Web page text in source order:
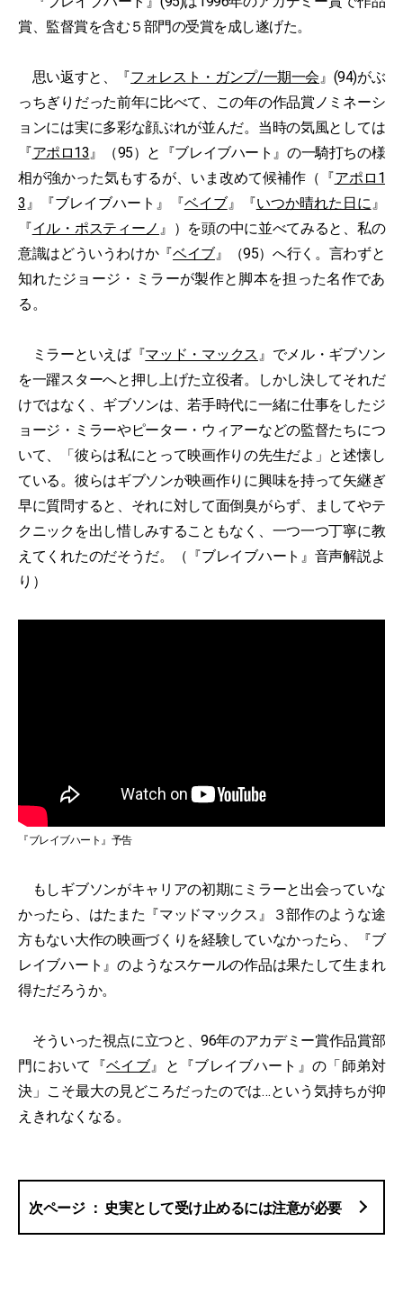
賞、監督賞を含む５部門の受賞を成し遂げた。
思い返すと、『フォレスト・ガンプ/一期一会』(94)がぶ
っちぎりだった前年に比べて、この年の作品賞ノミネーシ
ョンには実に多彩な顔ぶれが並んだ。当時の気風としては
『アポロ13』（95）と『ブレイブハート』の一騎打ちの様
相が強かった気もするが、いま改めて候補作（『アポロ1
3 』『ブレイブハート』『ベイブ』『いつか晴れた日に』
『イル・ポスティーノ 』）を頭の中に並べてみると、私の
意識はどういうわけか『ベイブ』（95）へ行く。言わずと
知れたジョージ・ミラーが製作と脚本を担った名作であ
る。
ミラーといえば『マッド・マックス 』でメル・ギブソン
を一躍スターへと押し上げた立役者。しかし決してそれだ
けではなく、ギブソンは、若手時代に一緒に仕事をしたジ
ョージ・ミラーやピーター・ウィアーなどの監督たちにつ
いて、「彼らは私にとって映画作りの先生だよ」と述懐し
ている。彼らはギブソンが映画作りに興味を持って矢継ぎ
早に質問すると、それに対して面倒臭がらず、ましてやテ
クニックを出し惜しみすることもなく、一つ一つ丁寧に教
えてくれたのだそうだ。（『ブレイブハート』音声解説よ
り）
『ブレイブハート』予告
もしギブソンがキャリアの初期にミラーと出会っていな
かったら、はたまた『マッドマックス』３部作のような途
方もない大作の映画づくりを経験していなかったら、『ブ
レイブハート』のようなスケールの作品は果たして生まれ
得ただろうか。
そういった視点に立つと、96年のアカデミー賞作品賞部
門において『ベイブ 』と『ブレイブハート』の「師弟対
決」こそ最大の見どころだったのでは…という気持ちが抑
えきれなくなる。
史実として受け止めるには注意が必要